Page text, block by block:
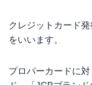
クレジットカード
をいいます。
プロパーカードに